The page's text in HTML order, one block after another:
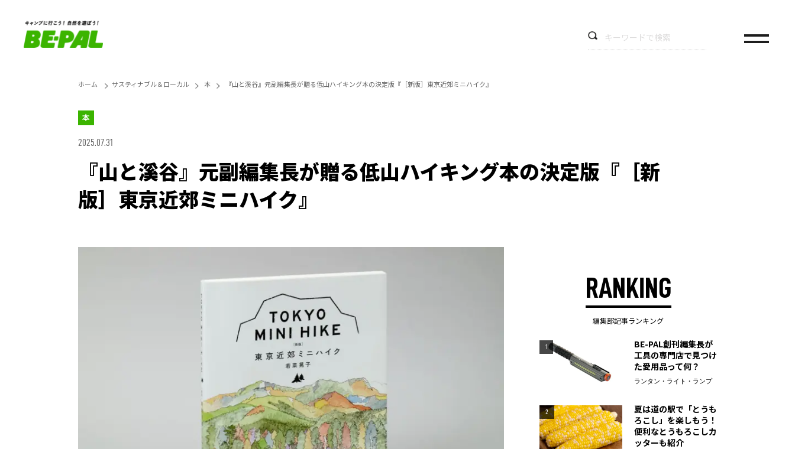
ホーム サスティナブル＆ローカル 本 『山と溪谷』元副編集長が贈る低山ハイキング本の決定版『［新版］東京近郊ミニハイク』
本
2025.07.31
『山と溪谷』元副編集長が贈る低山ハイキング本の決定版『［新
版］東京近郊ミニハイク』
RANKING
編集部記事ランキング
1
BE-PAL創刊編集長が
工具の専門店で見つけ
た愛用品って何？
ランタン・ライト・ランプ
2
夏は道の駅で「とうも
ろこし」を楽しもう！
便利なとうもろこしカ
ッターも紹介